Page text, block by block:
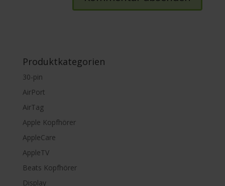
Produktkategorien
30-pin
AirPort
AirTag
Apple Kopfhörer
AppleCare
AppleTV
Beats Kopfhörer
Display